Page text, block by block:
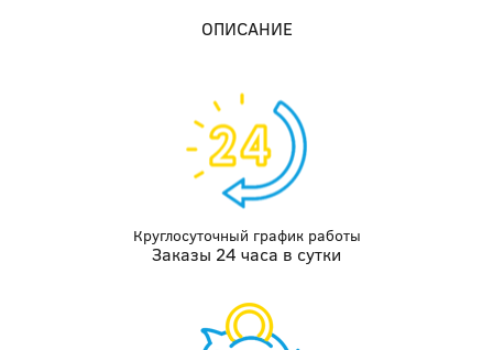
ОПИСАНИЕ
Круглосуточный график работы
Заказы 24 часа в сутки